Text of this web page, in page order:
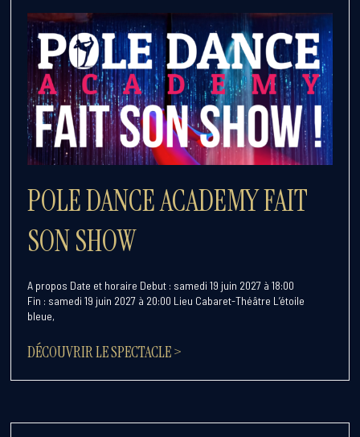
POLE DANCE ACADEMY FAIT
SON SHOW
A propos Date et horaire Debut : samedi 19 juin 2027 à 18:00
Fin : samedi 19 juin 2027 à 20:00 Lieu Cabaret-Théâtre L’étoile
bleue,
DÉCOUVRIR LE SPECTACLE >